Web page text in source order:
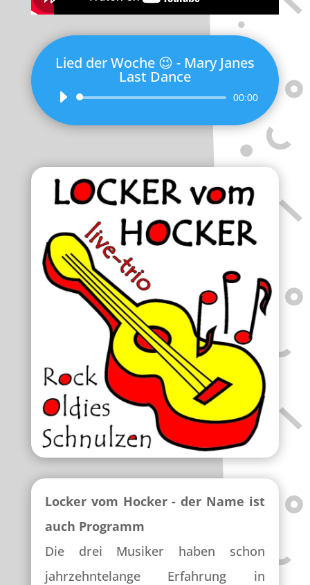
Lied der Woche 😉 - Mary Janes
Last Dance
Audio-
00:00
Locker vom Hocker - der Name ist
auch Programm
Die drei Musiker haben schon
jahrzehntelange Erfahrung in